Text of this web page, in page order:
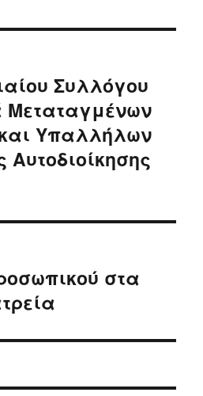
Συλλόγου
Μεταταγμένων
Υπαλλήλων
στα